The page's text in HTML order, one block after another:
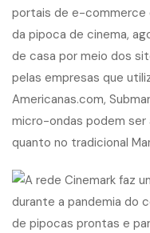
portais de e-commerce
da pipoca de cinema,
de casa por meio dos
pelas empresas que
Americanas.com,
micro-ondas podem ser
quanto no tradicional